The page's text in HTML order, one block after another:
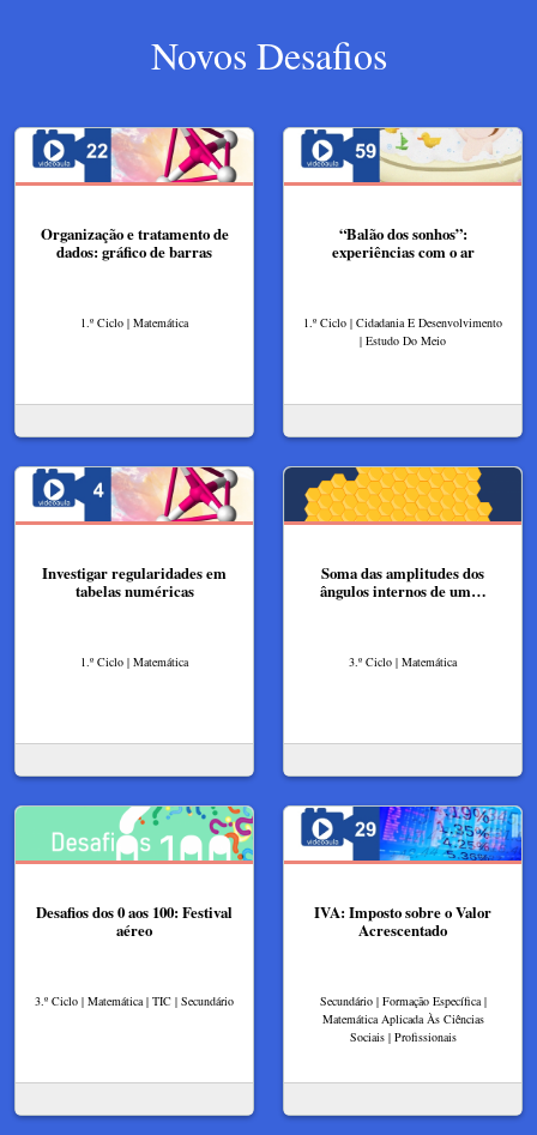
Novos Desafios
Organização e tratamento de
dados: gráfico de barras
1.º Ciclo | Matemática
“Balão dos sonhos”:
experiências com o ar
1.º Ciclo | Cidadania E Desenvolvimento
| Estudo Do Meio
Investigar regularidades em
tabelas numéricas
1.º Ciclo | Matemática
Soma das amplitudes dos
ângulos internos de um…
3.º Ciclo | Matemática
Desafios dos 0 aos 100: Festival
aéreo
3.º Ciclo | Matemática | TIC | Secundário
IVA: Imposto sobre o Valor
Acrescentado​
Secundário | Formação Específica |
Matemática Aplicada Às Ciências
Sociais | Profissionais